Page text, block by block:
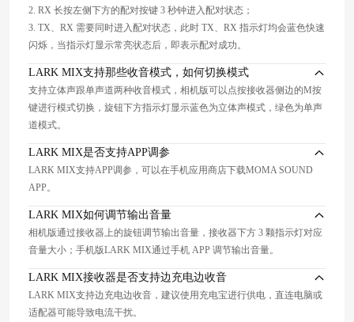
2. RX 长按左侧下方的配对按键 3 秒钟进入配对状态；
3. TX、RX 需要同时进入配对状态，此时 TX、RX 指示灯均会蓝色快速
闪烁，当指示灯显示常亮状态后，即表示配对成功。
LARK MIX支持那些收音模式，如何切换模式
支持立体声跟单声道两种收音模式，相机版可以点按接收器侧边的M按
键进行模式切换，旋钮下方指示灯显示蓝色为立体声模式，绿色为单声
道模式。
LARK MIX是否支持APP调参
LARK MIX支持APP调参，可以在手机应用商店下载MOMA SOUND
APP。
LARK MIX如何调节输出音量
相机版通过接收器上的旋钮调节输出音量，接收器下方 3 颗指示灯对应
音量大小；手机版LARK MIX通过手机 APP 调节输出音量。
LARK MIX接收器是否支持边充电边收音
LARK MIX支持边充电边收音，建议使用充电宝进行供电，直连电脑或
适配器可能导致电流干扰。